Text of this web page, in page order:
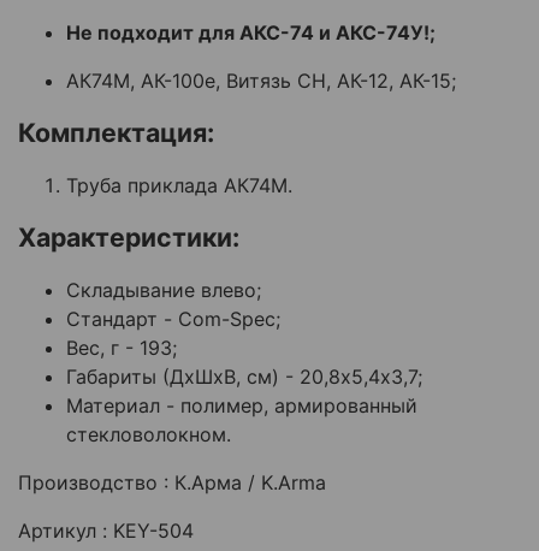
Не подходит для АКС-74 и АКС-74У!;
АК74М, АК-100е, Витязь СН, АК-12, АК-15;
Комплектация:
Труба приклада АК74М.
Характеристики:
Складывание влево;
Стандарт - Com-Spec;
Вес, г - 193;
Габариты (ДхШхВ, см) - 20,8х5,4х3,7;
Материал - полимер, армированный
стекловолокном.
Производство : К.Арма / K.Arma
Артикул : KEY-504